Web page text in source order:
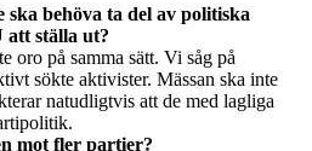
ska behöva ta del av politiska
att ställa ut?
oro på samma sätt. Vi såg på
sökte aktivister. Mässan ska inte
natudligtvis att de med lagliga
mot fler partier?